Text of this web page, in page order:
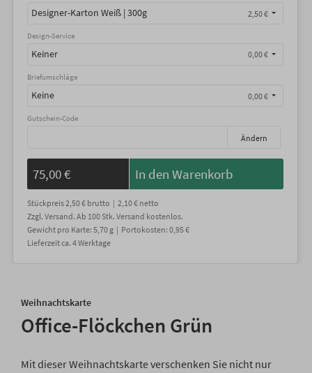
Designer-Karton Weiß | 300g 2,50 €
Design-Service
Keiner 0,00 €
Briefumschläge
Keine 0,00 €
Gutschein-Code
Ändern
75,00 € In den Warenkorb
Stückpreis2,50 € brutto | 2,10 € netto
Zzgl. Versand. Ab 100 Stk. Versand kostenlos.
Gewicht pro Karte: 5,70 g | Portokosten: 0,95 €
Lieferzeitca. 4Werktage
Weihnachtskarte
Office-Flöckchen Grün
Mit dieser Weihnachtskarte verschenken Sie nicht nur